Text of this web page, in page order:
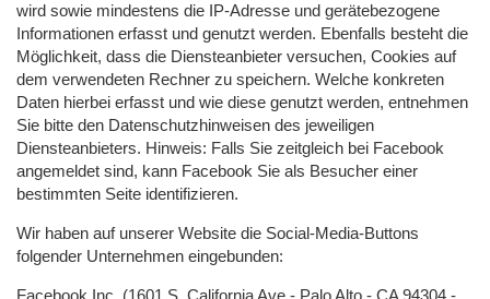
wird sowie mindestens die IP-Adresse und gerätebezogene
Informationen erfasst und genutzt werden. Ebenfalls besteht die
Möglichkeit, dass die Diensteanbieter versuchen, Cookies auf
dem verwendeten Rechner zu speichern. Welche konkreten
Daten hierbei erfasst und wie diese genutzt werden, entnehmen
Sie bitte den Datenschutzhinweisen des jeweiligen
Diensteanbieters. Hinweis: Falls Sie zeitgleich bei Facebook
angemeldet sind, kann Facebook Sie als Besucher einer
bestimmten Seite identifizieren.
Wir haben auf unserer Website die Social-Media-Buttons
folgender Unternehmen eingebunden:
Facebook Inc. (1601 S. California Ave - Palo Alto - CA 94304 -